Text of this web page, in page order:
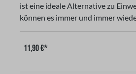
ist eine ideale Alternative zu
können es immer und immer
Deckel sorgt dafür, dass auch die
Strohhalm ist aus Edelstahl und
11,90 €*